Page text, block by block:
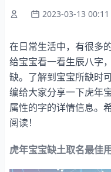
2023-03-13 00:11
在日常生活中，有很多
给宝宝看一看生辰八字
缺。了解到宝宝所缺时
编给大家分享一下虎年
属性的字的详情信息。
阅读！
虎年宝宝缺土取名最佳